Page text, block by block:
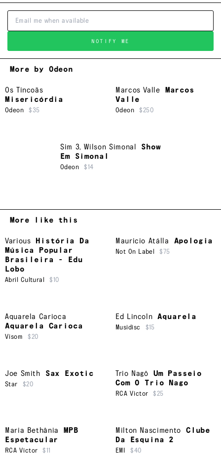
NOTIFY ME
More by Odeon
Os Tincoãs
Misericórdia
Odeon $35
Marcos Valle
Marcos
Valle
Odeon $250
Sim 3,Wilson Simonal
Show
Em Simonal
Odeon $14
More like this
Various
História Da
Música Popular
Brasileira - Edu
Lobo
Abril Cultural $10
Mauricio Atálla Apologia
Not On Label $75
Aquarela Carioca
Aquarela Carioca
Visom $20
Ed Lincoln Aquarela
Musidisc $15
Joe Smith Sax Exotic
Star $20
Trio Nagô
Um Passeio
Com O Trio Nago
RCA Victor $25
Maria Bethânia
MPB
Espetacular
RCA Victor $11
Milton Nascimento
Clube
Da Esquina 2
EMI $40